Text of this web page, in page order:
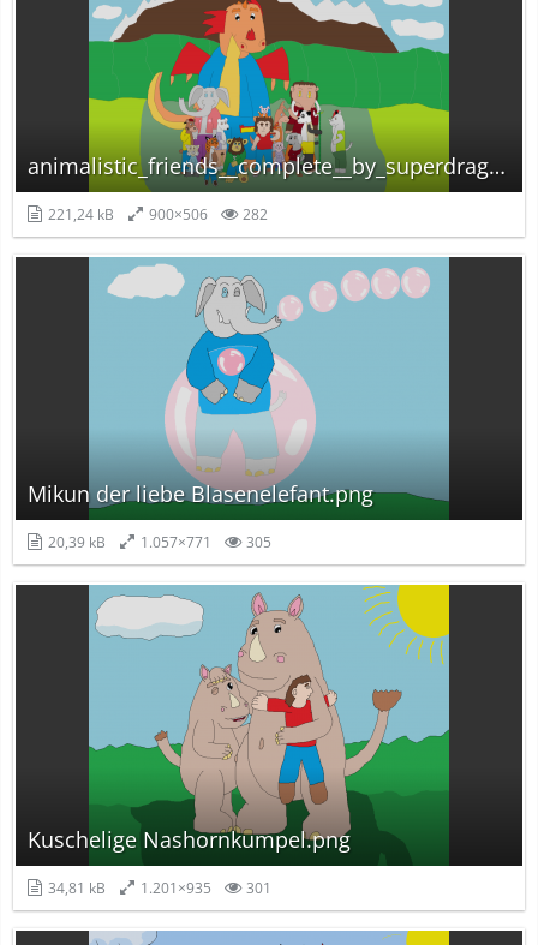
animalistic_friends__complete__by_superdragonfeuragon-d6skyse.png
221,24 kB 900×506 282
Mikun der liebe Blasenelefant.png
20,39 kB 1.057×771 305
Kuschelige Nashornkumpel.png
34,81 kB 1.201×935 301